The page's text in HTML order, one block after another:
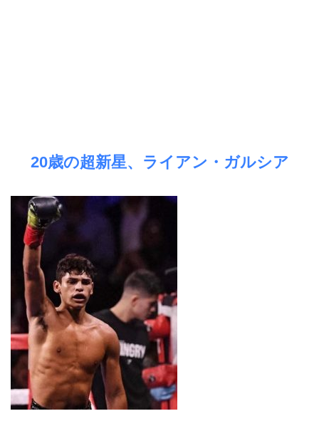
20歳の超新星、ライアン・ガルシア